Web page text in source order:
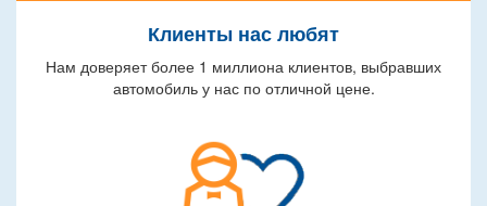
Клиенты нас любят
Нам доверяет более 1 миллиона клиентов, выбравших
автомобиль у нас по отличной цене.